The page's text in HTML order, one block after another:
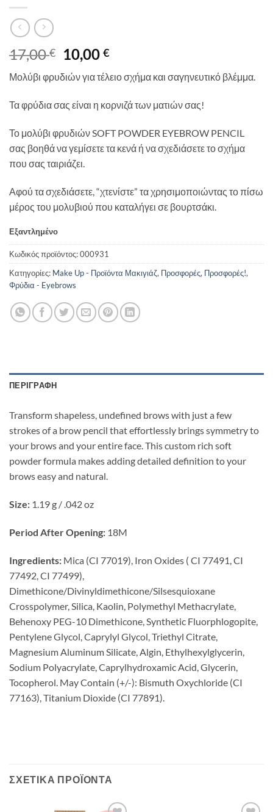
17,00€
Original
price
was:
17,00 €.
10,00€Η
τρέχουσα
τιμή
είναι:
10,00 €.
Μολύβι φρυδιών για τέλειο σχήμα και σαγηνευτικό βλέμμα.
Τα φρύδια σας είναι η κορνιζά των ματιών σας!
Το μολύβι φρυδιών SOFT POWDER EYEBROW PENCIL
σας βοηθά να γεμίσετε τα κενά ή να σχεδιάσετε το σχήμα
που σας ταιριάζει.
Αφού τα σχεδιάσετε, “χτενίστε” τα χρησιμοποιώντας το πίσω
μέρος του μολυβιού που καταλήγει σε βουρτσάκι.
Εξαντλημένο
Κωδικός προϊόντος:000931
Κατηγορίες: Make Up - Προϊόντα Μακιγιάζ, Προσφορές, Προσφορές!,
Φρύδια - Eyebrows
ΠΕΡΙΓΡΑΦΉ
Transform shapeless, undefined brows with just a few
strokes of a brow pencil that effortlessly brings symmetry to
your brows and your entire face. This custom rich soft
powder formula makes adding detailed definition to your
brows easy and natural.
Size: 1.19 g / .042 oz
Period After Opening: 18M
Ingredients: Mica (CI 77019), Iron Oxides ( CI 77491, CI
77492, CI 77499),
Dimethicone/Divinyldimethicone/Silsesquioxane
Crosspolymer, Silica, Kaolin, Polymethyl Methacrylate,
Behenoxy PEG-10 Dimethicone, Synthetic Fluorphlogopite,
Pentylene Glycol, Caprylyl Glycol, Triethyl Citrate,
Magnesium Aluminum Silicate, Algin, Ethylhexylglycerin,
Sodium Polyacrylate, Caprylhydroxamic Acid, Glycerin,
Tocopherol. May Contain (+/-): Bismuth Oxychloride (CI
77163), Titanium Dioxide (CI 77891).
ΣΧΕΤΙΚΆ ΠΡΟΪΌΝΤΑ